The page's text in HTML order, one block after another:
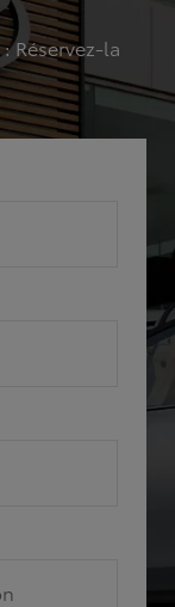
Réservez-la